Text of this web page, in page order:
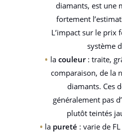
diamants, est une
fortement
L’impact sur le prix
système
la couleur: traite,
comparaison, de la
diamants. Ces
généralement pas
plutôt teintés
la pureté : varie de